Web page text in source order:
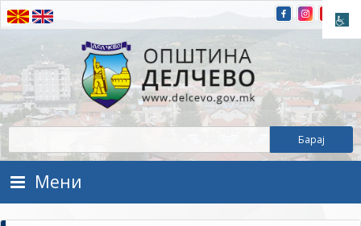
Прескокнете на содржината
Општина Делчево
Општина Делчево
Мени